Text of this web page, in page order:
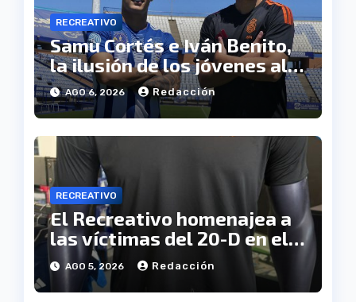
RECREATIVO
Samu Cortés e Iván Benito,
la ilusión de los jóvenes al
servicio del Decano
AGO 6, 2026 Redacción
RECREATIVO
El Recreativo homenajea a
las víctimas del 20-D en el
XX aniversario de la
tragedia
AGO 5, 2026 Redacción